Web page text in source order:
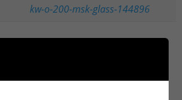
kw-o-200-msk-glass-144896